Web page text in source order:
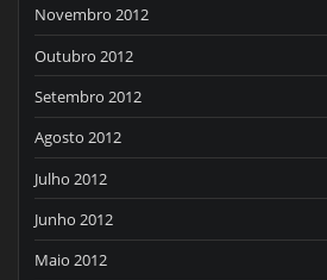
Novembro 2012
Outubro 2012
Setembro 2012
Agosto 2012
Julho 2012
Junho 2012
Maio 2012